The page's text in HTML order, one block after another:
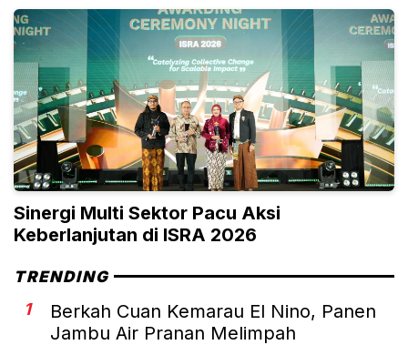
Sinergi Multi Sektor Pacu Aksi
Keberlanjutan di ISRA 2026
TRENDING
1
Berkah Cuan Kemarau El Nino, Panen
Jambu Air Pranan Melimpah